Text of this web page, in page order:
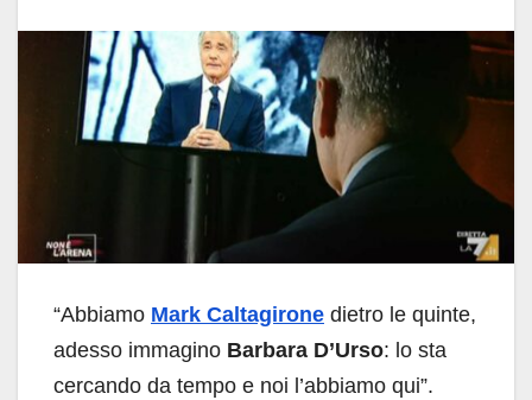
“Abbiamo Mark Caltagirone dietro le quinte,
adesso immagino Barbara D’Urso: lo sta
cercando da tempo e noi l’abbiamo qui”.